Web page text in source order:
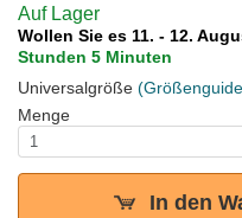
Auf Lager
Wollen Sie es 11. - 12.
Stunden 5 Minuten
Universalgröße
Menge
In den